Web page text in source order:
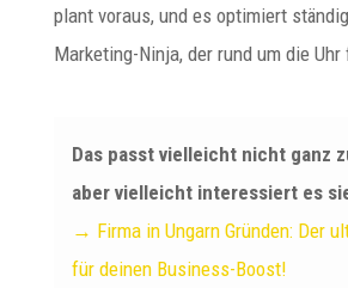
plant voraus, und es optimiert
Marketing-Ninja, der rund um die
Das passt vielleicht nicht ganz
aber vielleicht interessiert es
→ Firma in Ungarn Gründen: Der
für deinen Business-Boost!